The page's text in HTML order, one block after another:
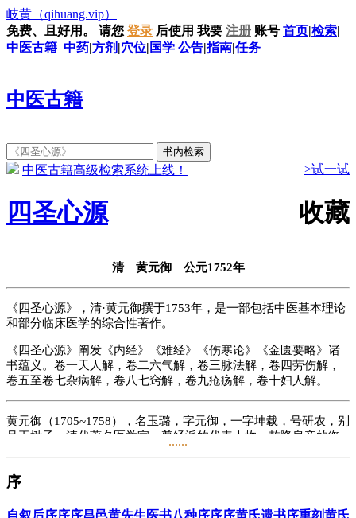
岐黄 （qihuang.vip）
免费、且好用。
请您 登录 后使用 我要 注册 账号 首页|检索|
中医古籍 中药|方剂 |穴位| 国学 公告|指南|任务
中医古籍
中医古籍高级检索系统上线！ >试一试
四圣心源 收藏
清 黄元御 公元1752年
《四圣心源》，清·黄元御撰于1753年，是一部包括中医基本理论
和部分临床医学的综合性著作。
《四圣心源》阐发《内经》《难经》《伤寒论》《金匮要略》诸
书蕴义。卷一天人解，卷二六气解，卷三脉法解，卷四劳伤解，
卷五至卷七杂病解，卷八七窍解，卷九疮疡解，卷十妇人解。
黄元御（1705~1758），名玉璐，字元御，一字坤载，号研农，别
号玉楸子。清代著名医学家，尊经派的代表人物。乾隆皇帝的御
影响深远，被誉为“黄药师”、“一代宗师”，清军四川军医馆——
......
序